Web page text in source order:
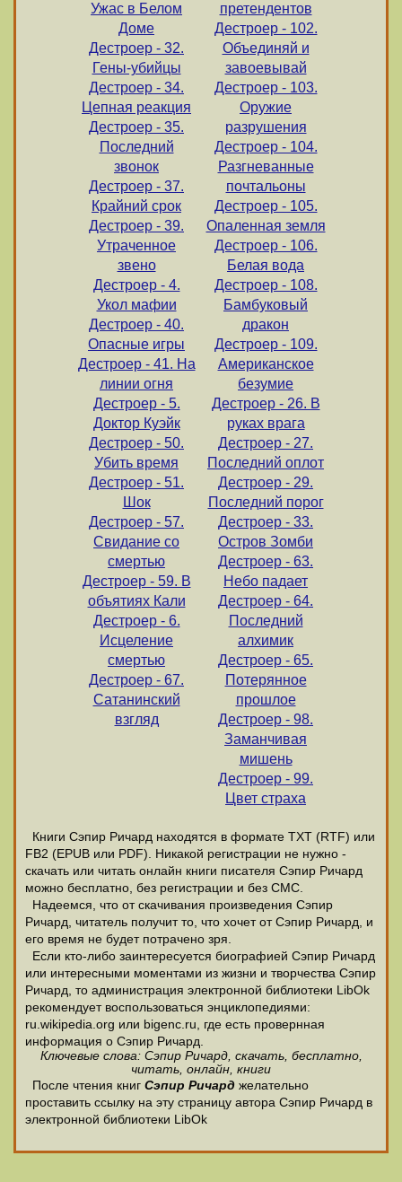
Ужас в Белом
Доме
Дестроер - 32.
Гены-убийцы
Дестроер - 34.
Цепная реакция
Дестроер - 35.
Последний
звонок
Дестроер - 37.
Крайний срок
Дестроер - 39.
Утраченное
звено
Дестроер - 4.
Укол мафии
Дестроер - 40.
Опасные игры
Дестроер - 41. На
линии огня
Дестроер - 5.
Доктор Куэйк
Дестроер - 50.
Убить время
Дестроер - 51.
Шок
Дестроер - 57.
Свидание со
смертью
Дестроер - 59. В
объятиях Кали
Дестроер - 6.
Исцеление
смертью
Дестроер - 67.
Сатанинский
взгляд
претендентов
Дестроер - 102.
Объединяй и
завоевывай
Дестроер - 103.
Оружие
разрушения
Дестроер - 104.
Разгневанные
почтальоны
Дестроер - 105.
Опаленная земля
Дестроер - 106.
Белая вода
Дестроер - 108.
Бамбуковый
дракон
Дестроер - 109.
Американское
безумие
Дестроер - 26. В
руках врага
Дестроер - 27.
Последний оплот
Дестроер - 29.
Последний порог
Дестроер - 33.
Остров Зомби
Дестроер - 63.
Небо падает
Дестроер - 64.
Последний
алхимик
Дестроер - 65.
Потерянное
прошлое
Дестроер - 98.
Заманчивая
мишень
Дестроер - 99.
Цвет страха
Книги Сэпир Ричард находятся в формате ТХТ (RTF) или
FB2 (EPUB или PDF). Никакой регистрации не нужно -
скачать или читать онлайн книги писателя Сэпир Ричард
можно бесплатно, без регистрации и без СМС.
Надеемся, что от скачивания произведения Сэпир
Ричард, читатель получит то, что хочет от Сэпир Ричард, и
его время не будет потрачено зря.
Если кто-либо заинтересуется биографией Сэпир Ричард
или интересными моментами из жизни и творчества Сэпир
Ричард, то администрация электронной библиотеки LibOk
рекомендует воспользоваться энциклопедиями:
ru.wikipedia.org или bigenc.ru, где есть провернная
информация о Сэпир Ричард.
Ключевые слова: Сэпир Ричард, скачать, бесплатно,
читать, онлайн, книги
После чтения книг Сэпир Ричард желательно
проставить ссылку на эту страницу автора Сэпир Ричард в
электронной библиотеки LibOk